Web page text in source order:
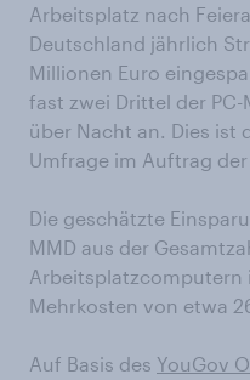
Arbeitsplatz nach
Deutschland jährlich
Millionen Euro
fast zwei Drittel der
über Nacht an. Dies ist
Umfrage im Auftrag der
Die geschätzte
MMD aus der
Arbeitsplatzcomputern
Mehrkosten von etwa
Auf Basis des YouGov